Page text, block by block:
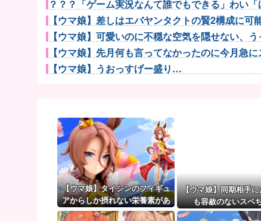
？？？「ゲーム実況なんて誰でもできる」わい「
【ウマ娘】差しはエバヤンタクトの賢2構成に可
【ウマ娘】可愛いのに不穏な空気を隠せない、
【ウマ娘】先月何も言ってなかったのに今月急
【ウマ娘】うおっすげー盛り…
初見で「勝てるわけないやろくそったれ…」って
【試合結果】阪神vs中日 2026/08/07 【才木8回
【悲報】アイドルが歌下手な理由
サングラスかけるの恥ずかしいと思ってたけど、
SES10年目のワイ、転職するか迷う
【画像】電車の『ドア横キープマン』、炎上
【ウマ娘】（審議）無凸ブーケと完凸シャカー
【ウマ娘】タイシンのフィギュ
アからしか摂れない栄養素があ
る
【ウマ娘】同期相手
も容赦のないスペ